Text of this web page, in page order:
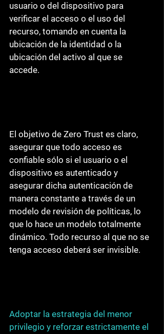
usuario o del dispositivo para
verificar el acceso o el uso del
recurso, tomando en cuenta la
ubicación de la identidad o la
ubicación del activo al que se
accede.
El objetivo de Zero Trust es claro,
asegurar que todo acceso es
confiable sólo si el usuario o el
dispositivo es autenticado y
asegurar dicha autenticación de
manera constante a través de un
modelo de revisión de políticas, lo
que lo hace un modelo totalmente
dinámico. Todo recurso al que no se
tenga acceso deberá ser invisible.
Adoptar la estrategia del menor
privilegio y reforzar estrictamente el